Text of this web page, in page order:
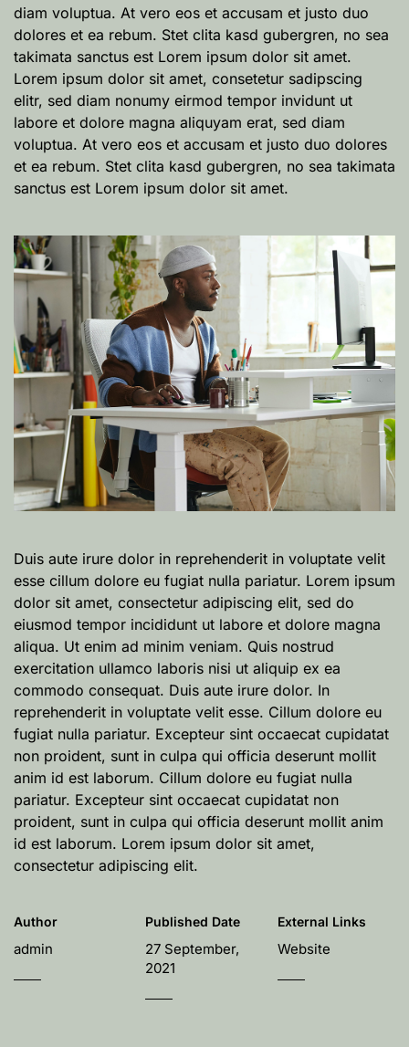
diam voluptua. At vero eos et accusam et justo duo
dolores et ea rebum. Stet clita kasd gubergren, no sea
takimata sanctus est Lorem ipsum dolor sit amet.
Lorem ipsum dolor sit amet, consetetur sadipscing
elitr, sed diam nonumy eirmod tempor invidunt ut
labore et dolore magna aliquyam erat, sed diam
voluptua. At vero eos et accusam et justo duo dolores
et ea rebum. Stet clita kasd gubergren, no sea takimata
sanctus est Lorem ipsum dolor sit amet.
Duis aute irure dolor in reprehenderit in voluptate velit
esse cillum dolore eu fugiat nulla pariatur. Lorem ipsum
dolor sit amet, consectetur adipiscing elit, sed do
eiusmod tempor incididunt ut labore et dolore magna
aliqua. Ut enim ad minim veniam. Quis nostrud
exercitation ullamco laboris nisi ut aliquip ex ea
commodo consequat. Duis aute irure dolor. In
reprehenderit in voluptate velit esse. Cillum dolore eu
fugiat nulla pariatur. Excepteur sint occaecat cupidatat
non proident, sunt in culpa qui officia deserunt mollit
anim id est laborum. Cillum dolore eu fugiat nulla
pariatur. Excepteur sint occaecat cupidatat non
proident, sunt in culpa qui officia deserunt mollit anim
id est laborum. Lorem ipsum dolor sit amet,
consectetur adipiscing elit.
Author
admin
Published Date
27 September,
2021
External Links
Website